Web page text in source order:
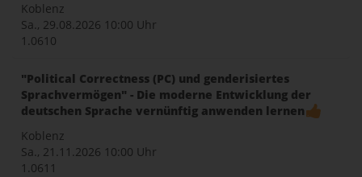
Koblenz
Sa., 29.08.2026 10:00 Uhr
1.0610
"Political Correctness (PC) und genderisiertes
Sprachvermögen" - Die moderne Entwicklung der
deutschen Sprache vernünftig anwenden lernen
Koblenz
Sa., 21.11.2026 10:00 Uhr
1.0611